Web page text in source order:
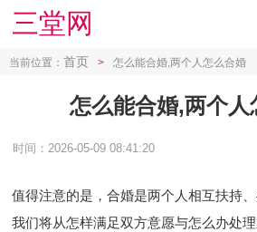
三堂网
当前位置： 首页 > 怎么能合婚,两个人怎么合婚
怎么能合婚,两个人
时间：2026-05-09 08:41:20
值得注意的是， 合婚是两个人相互扶持
我们将从怎样满足双方意愿与怎么办处